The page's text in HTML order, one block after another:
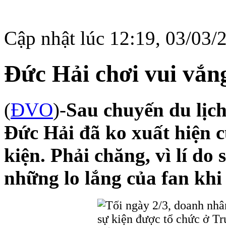
Cập nhật lúc 12:19, 03/03/
Đức Hải chơi vui
(ĐVO)-Sau chuyến du
Đức Hải đã ko xuất hiện
kiện. Phải chăng, vì lí do
những lo lắng của fan